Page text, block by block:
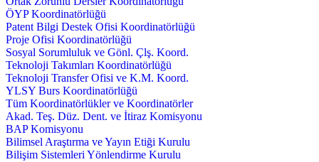
ÖYP Koordinatörlüğü
Patent Bilgi Destek Ofisi Koordinatörlüğü
Proje Ofisi Koordinatörlüğü
Sosyal Sorumluluk ve Gönl. Çlş. Koord.
Teknoloji Takımları Koordinatörlüğü
Teknoloji Transfer Ofisi ve K.M. Koord.
YLSY Burs Koordinatörlüğü
Tüm Koordinatörlükler ve Koordinatörler
Akad. Teş. Düz. Dent. ve İtiraz Komisyonu
BAP Komisyonu
Bilimsel Araştırma ve Yayın Etiği Kurulu
Bilişim Sistemleri Yönlendirme Kurulu